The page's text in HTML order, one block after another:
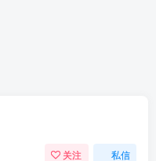
关注 私信